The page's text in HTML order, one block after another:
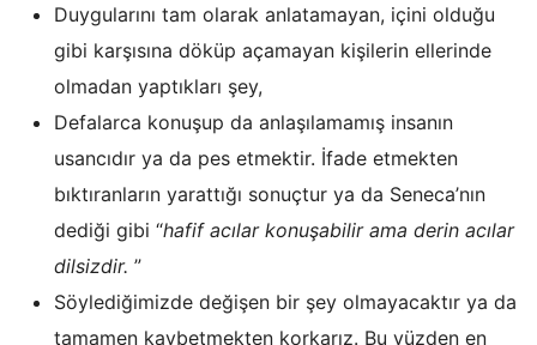
Duygularını tam olarak anlatamayan, içini olduğu
gibi karşısına döküp açamayan kişilerin ellerinde
olmadan yaptıkları şey,
Defalarca konuşup da anlaşılamamış insanın
usancıdır ya da pes etmektir. İfade etmekten
bıktıranların yarattığı sonuçtur ya da Seneca’nın
dediği gibi “hafif acılar konuşabilir ama derin acılar
dilsizdir. ”
Söylediğimizde değişen bir şey olmayacaktır ya da
tamamen kaybetmekten korkarız. Bu yüzden en